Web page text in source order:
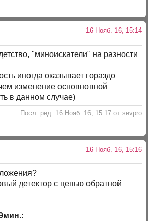
16 Нояб. 16, 15:14
"миноискатели" на разности
иногда оказывает гораздо
изменение основновной
в данном случае)
Посл. ред. 16 Нояб. 16, 15:17 от sevpro
16 Нояб. 16, 15:16
детектор с цепью обратной